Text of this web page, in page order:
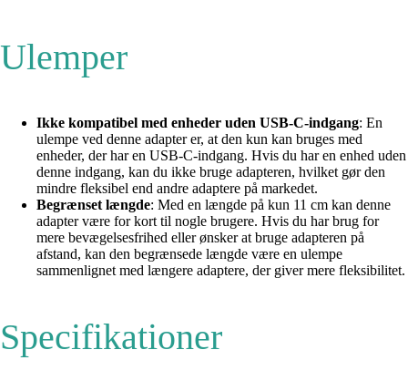
Ulemper
Ikke kompatibel med enheder uden USB-C-indgang: En
ulempe ved denne adapter er, at den kun kan bruges med
enheder, der har en USB-C-indgang. Hvis du har en enhed uden
denne indgang, kan du ikke bruge adapteren, hvilket gør den
mindre fleksibel end andre adaptere på markedet.
Begrænset længde: Med en længde på kun 11 cm kan denne
adapter være for kort til nogle brugere. Hvis du har brug for
mere bevægelsesfrihed eller ønsker at bruge adapteren på
afstand, kan den begrænsede længde være en ulempe
sammenlignet med længere adaptere, der giver mere fleksibilitet.
Specifikationer